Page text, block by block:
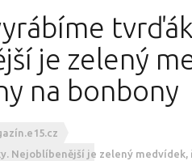
je zelený
na bonbony
Nejoblíbenější je zelený